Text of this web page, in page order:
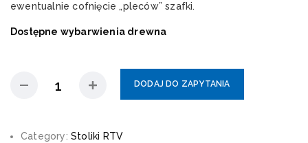
ewentualnie cofnięcie „pleców” szafki.
Dostępne wybarwienia drewna
DODAJ DO ZAPYTANIA
Category: Stoliki RTV